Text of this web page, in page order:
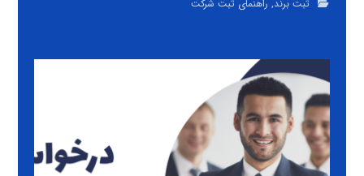
ثبت برند, راهنمای ثبت شرکت